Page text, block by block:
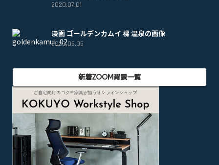
2020.07.01
漫画 ゴールデンカムイ 裸 温泉の画像
2020.05.05
新着ZOOM背景一覧